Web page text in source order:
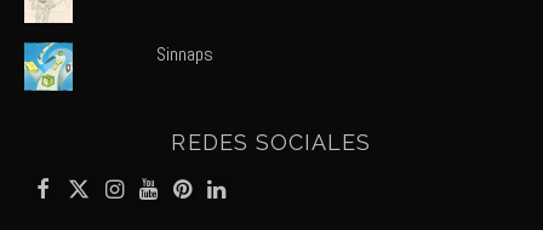
Sinnaps
REDES SOCIALES